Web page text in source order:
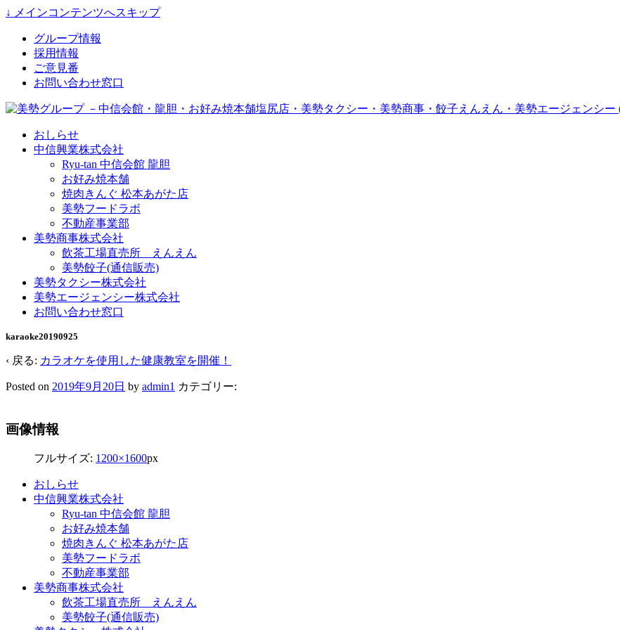
↓ メインコンテンツへスキップ
グループ情報
採用情報
ご意見番
お問い合わせ窓口
おしらせ
中信興業株式会社
Ryu-tan 中信会館 龍胆
お好み焼本舗
焼肉きんぐ 松本あがた店
美勢フードラボ
不動産事業部
美勢商事株式会社
飲茶工場直売所 えんえん
美勢餃子(通信販売)
美勢タクシー株式会社
美勢エージェンシー株式会社
お問い合わせ窓口
karaoke20190925
‹ 戻る: カラオケを使用した健康教室を開催！
Posted on 2019年9月20日 by admin1 カテゴリー:
画像情報
フルサイズ: 1200×1600px
おしらせ
中信興業株式会社
Ryu-tan 中信会館 龍胆
お好み焼本舗
焼肉きんぐ 松本あがた店
美勢フードラボ
不動産事業部
美勢商事株式会社
飲茶工場直売所 えんえん
美勢餃子(通信販売)